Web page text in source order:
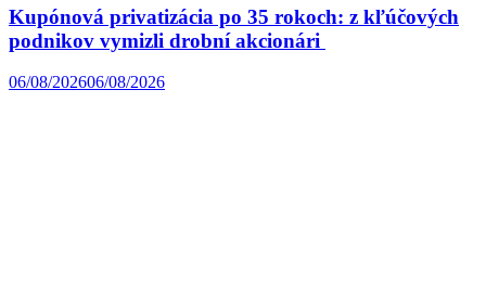
Kupónová privatizácia po 35 rokoch: z kľúčových
podnikov vymizli drobní akcionári
06/08/202606/08/2026